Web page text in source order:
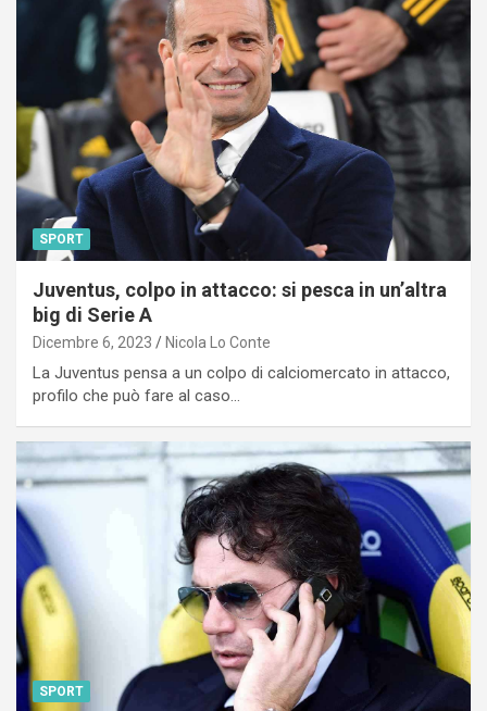
SPORT
Juventus, colpo in attacco: si pesca in un’altra
big di Serie A
Dicembre 6, 2023 Nicola Lo Conte
La Juventus pensa a un colpo di calciomercato in attacco,
profilo che può fare al caso…
SPORT